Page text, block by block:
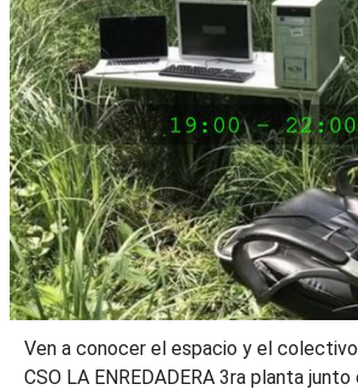
Ven a conocer el espacio y el
CSO LA ENREDADERA 3ra planta